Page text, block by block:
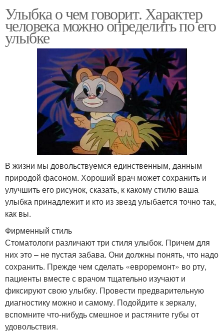
Улыбка о чем говорит. Характер
человека можно определить по его
улыбке
В жизни мы довольствуемся единственным, данным
природой фасоном. Хороший врач может сохранить и
улучшить его рисунок, сказать, к какому стилю ваша
улыбка принадлежит и кто из звезд улыбается точно так,
как вы.
Фирменный стиль
Стоматологи различают три стиля улыбок. Причем для
них это – не пустая забава. Они должны понять, что надо
сохранить. Прежде чем сделать «евро­ремонт» во рту,
пациенты вместе с врачом тщательно изучают и
фиксируют свою улыбку. Провести предварительную
диагностику можно и самому. Подойдите к зеркалу,
вспомните что-нибудь смешное и растяните губы от
удовольствия.